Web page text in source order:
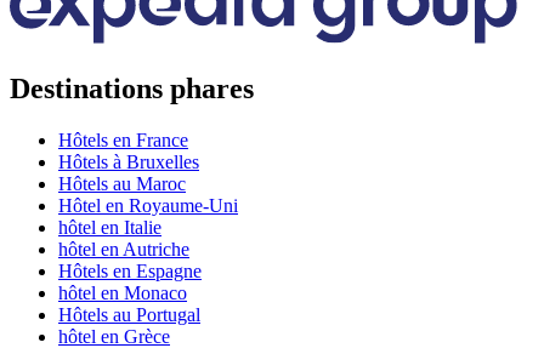
Destinations phares
Hôtels en France
Hôtels à Bruxelles
Hôtels au Maroc
Hôtel en Royaume-Uni
hôtel en Italie
hôtel en Autriche
Hôtels en Espagne
hôtel en Monaco
Hôtels au Portugal
hôtel en Grèce